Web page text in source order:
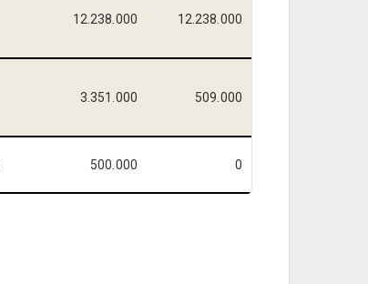
12.238.000 12.238.000
3.351.000 509.000
500.000 0